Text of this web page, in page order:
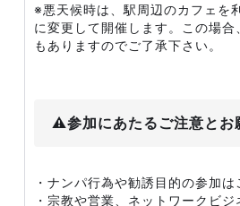
※悪天候時は、駅周辺のカフェを
に変更して開催します。この場合
もありますのでご了承下さい。
⚠️参加にあたるご注意と
・ナンパ行為や勧誘目的の参加は
・宗教や営業、ネットワークビ